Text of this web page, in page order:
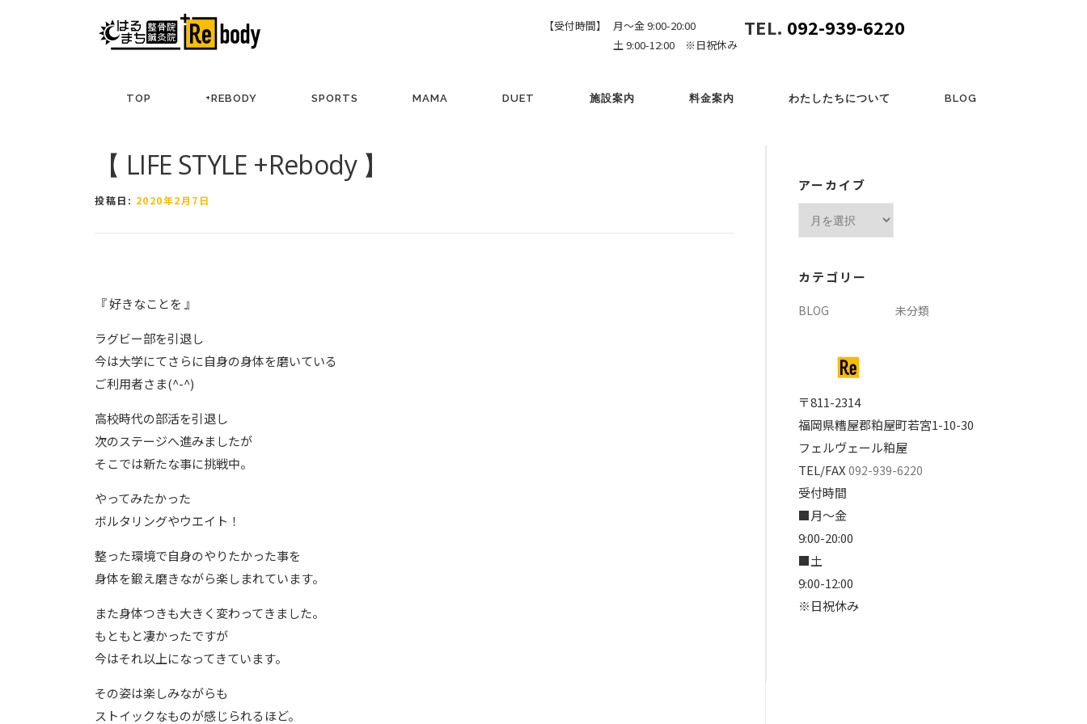
TOP +REBODY SPORTS MAMA DUET 施設案内 料金案内 わたしたちについて BLOG
【受付時間】
月～金 9:00-20:00
土 9:00-12:00 ※日祝休み
TEL. 092-939-6220
【 LIFE STYLE +Rebody 】
投稿日: 2020年2月7日
『 好きなことを 』
ラグビー部を引退し
今は大学にてさらに自身の身体を磨いている
ご利用者さま(^-^)
高校時代の部活を引退し
次のステージへ進みましたが
そこでは新たな事に挑戦中。
やってみたかった
ボルタリングやウエイト！
整った環境で自身のやりたかった事を
身体を鍛え磨きながら楽しまれています。
また身体つきも大きく変わってきました。
もともと凄かったですが
今はそれ以上になってきています。
その姿は楽しみながらも
ストイックなものが感じられるほど。
アーカイブ
ブ
カテゴリー
BLOG 未分類
〒811-2314
福岡県糟屋郡粕屋町若宮1-10-30
フェルヴェール粕屋
TEL/FAX 092-939-6220
受付時間
■月～金
9:00-20:00
■土
9:00-12:00
※日祝休み